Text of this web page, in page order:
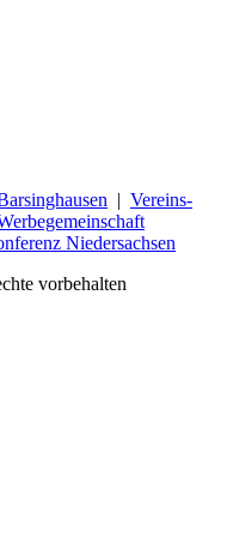
| Vereins-
Niedersachsen
vorbehalten